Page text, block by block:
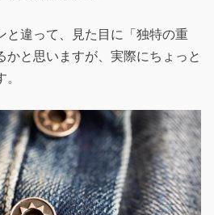
と違って、見た目に「独特の重
かと思いますが、実際にちょっと